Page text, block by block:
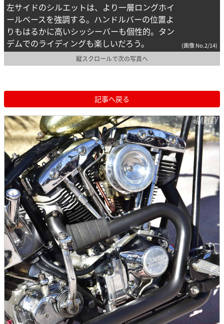
左サイドのシルエットは、より一層ロングホイ
ールベースを強調する。ハンドルバーの位置よ
りもはるかに高いシッシーバーも個性的。タン
デムでのライディングも楽しいだろう。
(画像 No.2/14)
縦スクロールで次の写真へ
記事へ戻る